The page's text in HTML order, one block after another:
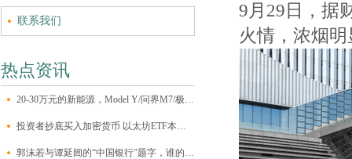
联系我们
热点资讯
20-30万元的新能源，Model Y/问界M7/极氪001/昊铂HT该怎么选？
投资者抄底买入加密货币 以太坊ETF本周净流入约1.2亿美元
郭沫若与谭延闿的“中国银行”题字，谁的字更能打动人心？
9月29日，据
火情，浓烟